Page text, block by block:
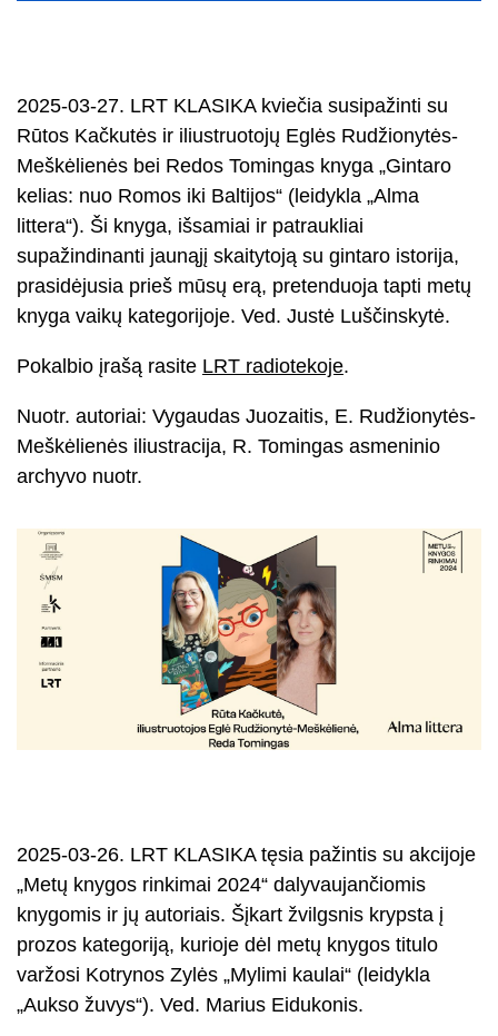
2025-03-27. LRT KLASIKA kviečia susipažinti su
Rūtos Kačkutės ir iliustruotojų Eglės Rudžionytės-
Meškėlienės bei Redos Tomingas knyga „Gintaro
kelias: nuo Romos iki Baltijos“ (leidykla „Alma
littera“). Ši knyga, išsamiai ir patraukliai
supažindinanti jaunąjį skaitytoją su gintaro istorija,
prasidėjusia prieš mūsų erą, pretenduoja tapti metų
knyga vaikų kategorijoje. Ved. Justė Luščinskytė.
Pokalbio įrašą rasite LRT radiotekoje.
Nuotr. autoriai: Vygaudas Juozaitis, E. Rudžionytės-
Meškėlienės iliustracija, R. Tomingas asmeninio
archyvo nuotr.
2025-03-26. LRT KLASIKA tęsia pažintis su akcijoje
„Metų knygos rinkimai 2024“ dalyvaujančiomis
knygomis ir jų autoriais. Šįkart žvilgsnis krypsta į
prozos kategoriją, kurioje dėl metų knygos titulo
varžosi Kotrynos Zylės „Mylimi kaulai“ (leidykla
„Aukso žuvys“). Ved. Marius Eidukonis.